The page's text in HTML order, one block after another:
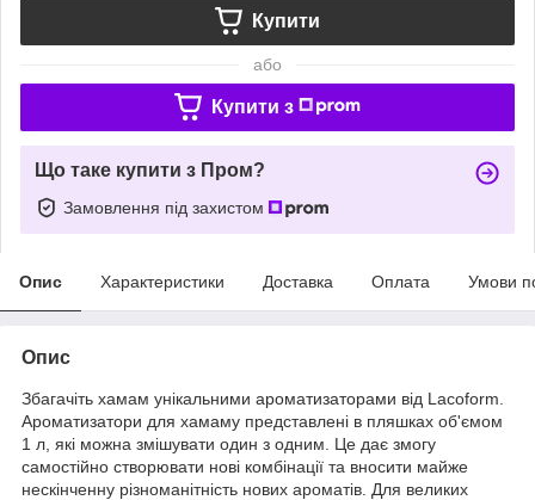
Купити
або
Купити з
Що таке купити з Пром?
Замовлення під захистом
Опис Характеристики Доставка Оплата Умови
Опис
Збагачіть хамам унікальними ароматизаторами від Lacoform.
Ароматизатори для хамаму представлені в пляшках об'ємом
1 л, які можна змішувати один з одним. Це дає змогу
самостійно створювати нові комбінації та вносити майже
нескінченну різноманітність нових ароматів. Для великих